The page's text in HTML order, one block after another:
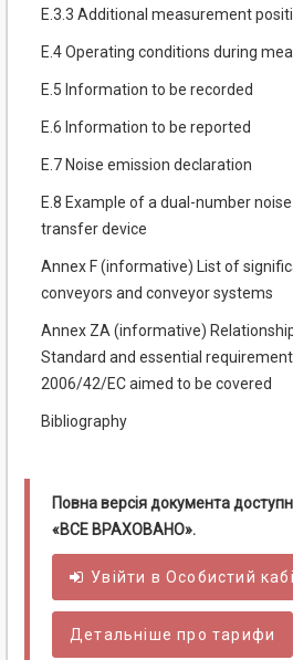
E.3.3 Additional measurement
E.4 Operating conditions during
E.5 Information to be recorded
E.6 Information to be reported
E.7 Noise emission declaration
E.8 Example of a dual-number
transfer device
Annex F (informative) List of
conveyors and conveyor systems
Annex ZA (informative)
Standard and essential
2006/42/EC aimed to be covered
Bibliography
Повна версія документа
«ВСЕ ВРАХОВАНО».
Увійти вОсобистий
Детальніше про тарифи